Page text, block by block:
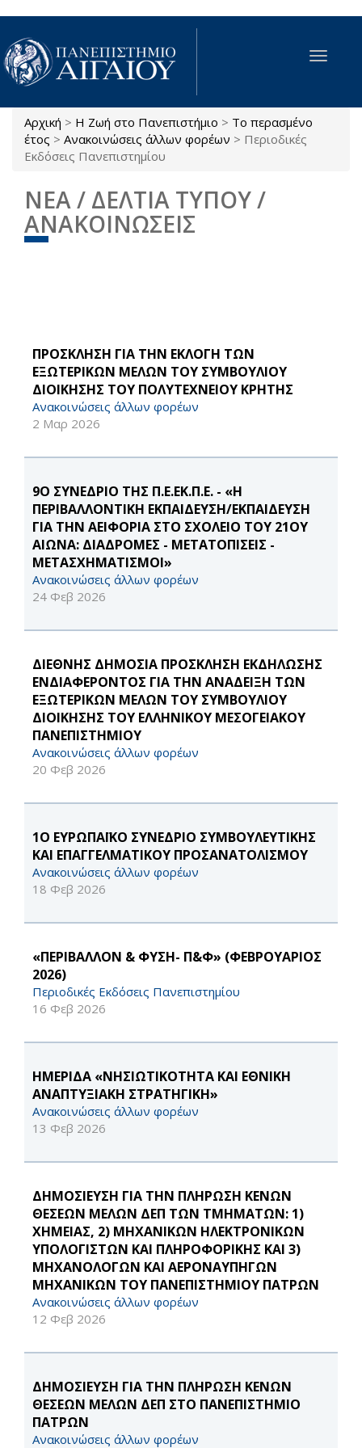
Παράκαμψη προς το κυρίως περιεχόμενο
Toggle
Είστε εδώ
Αρχική > Η Ζωή στο Πανεπιστήμιο > Το περασμένο
έτος > Ανακοινώσεις άλλων φορέων > Περιοδικές
Εκδόσεις Πανεπιστημίου
ΝΕΑ / ΔΕΛΤΙΑ ΤΥΠΟΥ /
ΑΝΑΚΟΙΝΩΣΕΙΣ
ΠΡΟΣΚΛΗΣΗ ΓΙΑ ΤΗΝ ΕΚΛΟΓΗ ΤΩΝ
ΕΞΩΤΕΡΙΚΩΝ ΜΕΛΩΝ ΤΟΥ ΣΥΜΒΟΥΛΙΟΥ
ΔΙΟΙΚΗΣΗΣ ΤΟΥ ΠΟΛΥΤΕΧΝΕΙΟΥ ΚΡΗΤΗΣ
Ανακοινώσεις άλλων φορέων
2 Μαρ 2026
9Ο ΣΥΝΕΔΡΙΟ ΤΗΣ Π.Ε.ΕΚ.Π.Ε. - «Η
ΠΕΡΙΒΑΛΛΟΝΤΙΚΗ ΕΚΠΑΙΔΕΥΣΗ/ΕΚΠΑΙΔΕΥΣΗ
ΓΙΑ ΤΗΝ ΑΕΙΦΟΡΙΑ ΣΤΟ ΣΧΟΛΕΙΟ ΤΟΥ 21ΟΥ
ΑΙΩΝΑ: ΔΙΑΔΡΟΜΕΣ - ΜΕΤΑΤΟΠΙΣΕΙΣ -
ΜΕΤΑΣΧΗΜΑΤΙΣΜΟΙ»
Ανακοινώσεις άλλων φορέων
24 Φεβ 2026
ΔΙΕΘΝΗΣ ΔΗΜΟΣΙΑ ΠΡΟΣΚΛΗΣΗ ΕΚΔΗΛΩΣΗΣ
ΕΝΔΙΑΦΕΡΟΝΤΟΣ ΓΙΑ ΤΗΝ ΑΝΑΔΕΙΞΗ ΤΩΝ
ΕΞΩΤΕΡΙΚΩΝ ΜΕΛΩΝ ΤΟΥ ΣΥΜΒΟΥΛΙΟΥ
ΔΙΟΙΚΗΣΗΣ ΤΟΥ ΕΛΛΗΝΙΚΟΥ ΜΕΣΟΓΕΙΑΚΟΥ
ΠΑΝΕΠΙΣΤΗΜΙΟΥ
Ανακοινώσεις άλλων φορέων
20 Φεβ 2026
1Ο ΕΥΡΩΠΑΪΚΟ ΣΥΝΕΔΡΙΟ ΣΥΜΒΟΥΛΕΥΤΙΚΗΣ
ΚΑΙ ΕΠΑΓΓΕΛΜΑΤΙΚΟΥ ΠΡΟΣΑΝΑΤΟΛΙΣΜΟΥ
Ανακοινώσεις άλλων φορέων
18 Φεβ 2026
«ΠΕΡΙΒΑΛΛΟΝ & ΦΥΣΗ- Π&Φ» (ΦΕΒΡΟΥΑΡΙΟΣ
2026)
Περιοδικές Εκδόσεις Πανεπιστημίου
16 Φεβ 2026
HΜΕΡΙΔΑ «ΝΗΣΙΩΤΙΚΟΤΗΤΑ ΚΑΙ ΕΘΝΙΚΗ
ΑΝΑΠΤΥΞΙΑΚΗ ΣΤΡΑΤΗΓΙΚΗ»
Ανακοινώσεις άλλων φορέων
13 Φεβ 2026
ΔΗΜΟΣΙΕΥΣΗ ΓΙΑ ΤΗΝ ΠΛΗΡΩΣΗ ΚΕΝΩΝ
ΘΕΣΕΩΝ ΜΕΛΩΝ ΔΕΠ ΤΩΝ ΤΜΗΜΑΤΩΝ: 1)
ΧΗΜΕΙΑΣ, 2) ΜΗΧΑΝΙΚΩΝ ΗΛΕΚΤΡΟΝΙΚΩΝ
ΥΠΟΛΟΓΙΣΤΩΝ ΚΑΙ ΠΛΗΡΟΦΟΡΙΚΗΣ ΚΑΙ 3)
ΜΗΧΑΝΟΛΟΓΩΝ ΚΑΙ ΑΕΡΟΝΑΥΠΗΓΩΝ
ΜΗΧΑΝΙΚΩΝ ΤΟΥ ΠΑΝΕΠΙΣΤΗΜΙΟΥ ΠΑΤΡΩΝ
Ανακοινώσεις άλλων φορέων
12 Φεβ 2026
ΔΗΜΟΣΙΕΥΣΗ ΓΙΑ ΤΗΝ ΠΛΗΡΩΣΗ ΚΕΝΩΝ
ΘΕΣΕΩΝ ΜΕΛΩΝ ΔΕΠ ΣΤΟ ΠΑΝΕΠΙΣΤΗΜΙΟ
ΠΑΤΡΩΝ
Ανακοινώσεις άλλων φορέων